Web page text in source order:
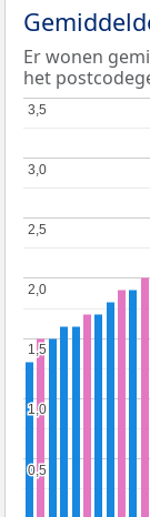
Er wonen
het
0,5
0,5
1,0
1,0
1,5
1,5
2,0
2,0
2,5
2,5
3,0
3,0
3,5
3,5